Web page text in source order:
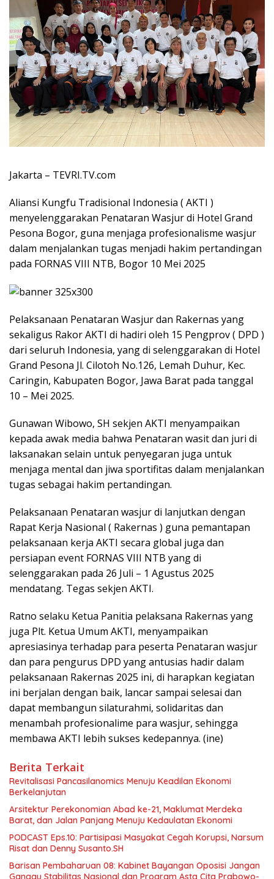
Jakarta – TEVRI.TV.com
Aliansi Kungfu Tradisional Indonesia ( AKTI )
menyelenggarakan Penataran Wasjur di Hotel Grand
Pesona Bogor, guna menjaga profesionalisme wasjur
dalam menjalankan tugas menjadi hakim pertandingan
pada FORNAS VIII NTB, Bogor 10 Mei 2025
Pelaksanaan Penataran Wasjur dan Rakernas yang
sekaligus Rakor AKTI di hadiri oleh 15 Pengprov ( DPD )
dari seluruh Indonesia, yang di selenggarakan di Hotel
Grand Pesona Jl. Cilotoh No.126, Lemah Duhur, Kec.
Caringin, Kabupaten Bogor, Jawa Barat pada tanggal
10 – Mei 2025.
Gunawan Wibowo, SH sekjen AKTI menyampaikan
kepada awak media bahwa Penataran wasit dan juri di
laksanakan selain untuk penyegaran juga untuk
menjaga mental dan jiwa sportifitas dalam menjalankan
tugas sebagai hakim pertandingan.
Pelaksanaan Penataran wasjur di lanjutkan dengan
Rapat Kerja Nasional ( Rakernas ) guna pemantapan
pelaksanaan kerja AKTI secara global juga dan
persiapan event FORNAS VIII NTB yang di
selenggarakan pada 26 Juli – 1 Agustus 2025
mendatang. Tegas sekjen AKTI.
Ratno selaku Ketua Panitia pelaksana Rakernas yang
juga Plt. Ketua Umum AKTI, menyampaikan
apresiasinya terhadap para peserta Penataran wasjur
dan para pengurus DPD yang antusias hadir dalam
pelaksanaan Rakernas 2025 ini, di harapkan kegiatan
ini berjalan dengan baik, lancar sampai selesai dan
dapat membangun silaturahmi, solidaritas dan
menambah profesionalime para wasjur, sehingga
membawa AKTI lebih sukses kedepannya. (ine)
Berita Terkait
Revitalisasi Pancasilanomics Menuju Keadilan Ekonomi
Berkelanjutan
Arsitektur Perekonomian Abad ke-21, Maklumat Merdeka
Barat, dan Jalan Panjang Menuju Kedaulatan Ekonomi
PODCAST Eps.10: Partisipasi Masyakat Cegah Korupsi, Narsum
Risat dan Denny Susanto.SH
Barisan Pembaharuan 08: Kabinet Bayangan Oposisi Jangan
Ganggu Stabilitas Nasional dan Program Asta Cita Prabowo-